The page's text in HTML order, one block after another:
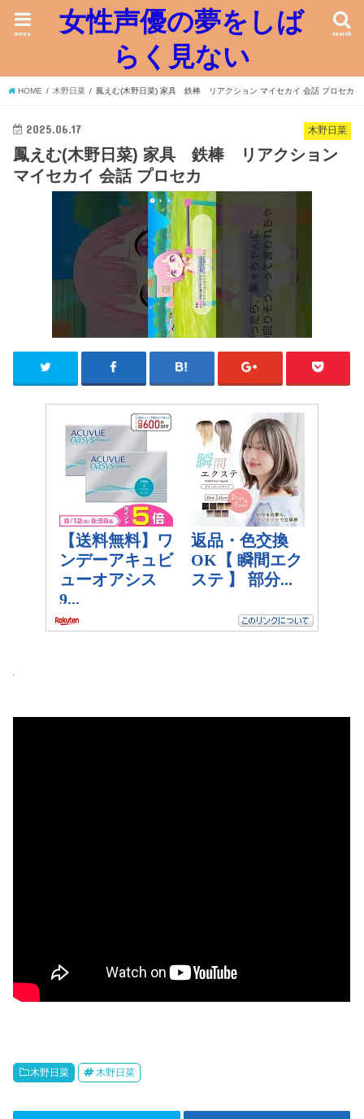
女性声優の夢をしば
らく見ない
search
menu
HOME 木野日菜 鳳えむ(木野日菜) 家具 鉄棒 リアクション マイセカイ 会話 プロセカ
木野日菜
2025.06.17
鳳えむ(木野日菜) 家具 鉄棒 リアクション
マイセカイ 会話 プロセカ
木野日菜 木野日菜